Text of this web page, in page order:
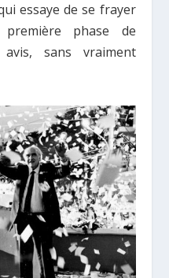
essaye de se frayer
phase de
sans vraiment